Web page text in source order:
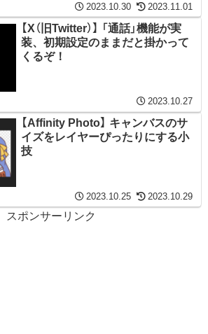
2023.10.30 2023.11.01
【X（旧Twitter）】 「通話」機能が実
装、初期設定のままだと掛かって
くるぞ！
2023.10.27
【Affinity Photo】 キャンバスのサ
イズをレイヤーぴったりにする小
技
2023.10.25 2023.10.29
スポンサーリンク